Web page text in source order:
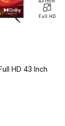
55 inch
4K (Ultra HD)
Inch